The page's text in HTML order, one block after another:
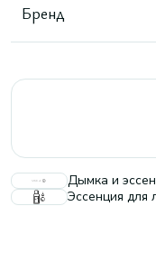
Бренд
Дымка и
Эссенция для